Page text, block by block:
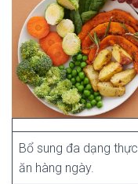
Bổ sung đa dạng
ăn hàng ngày.